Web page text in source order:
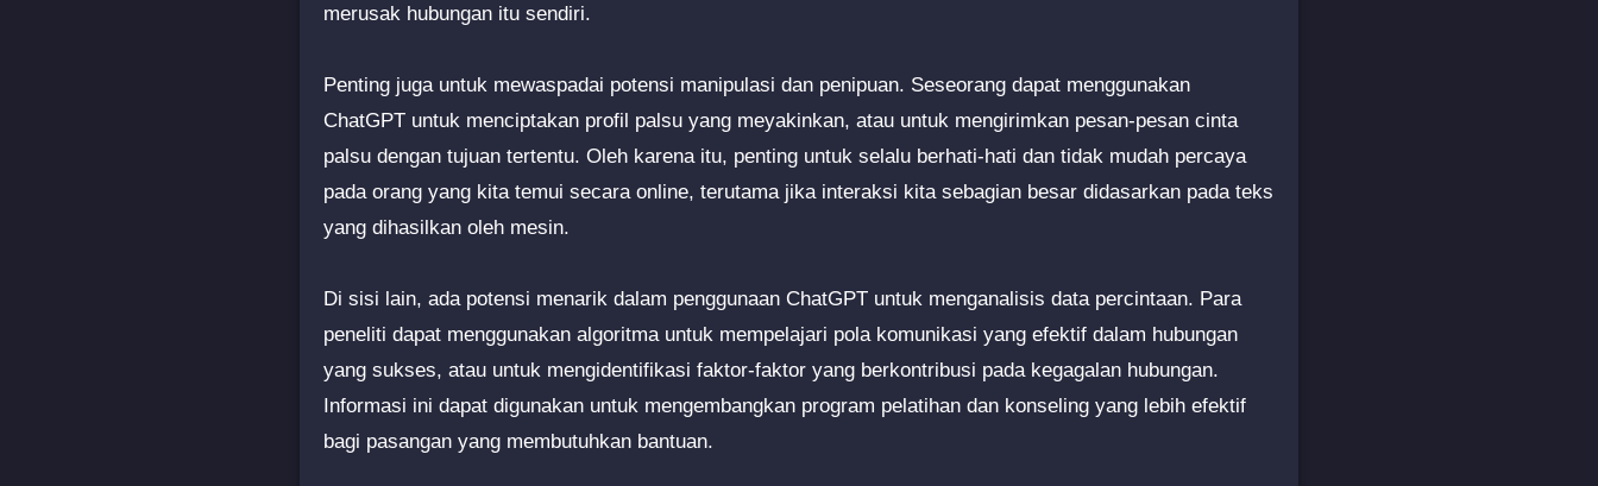
merusak hubungan itu sendiri.
Penting juga untuk mewaspadai potensi manipulasi dan penipuan. Seseorang dapat menggunakan
ChatGPT untuk menciptakan profil palsu yang meyakinkan, atau untuk mengirimkan pesan-pesan cinta
palsu dengan tujuan tertentu. Oleh karena itu, penting untuk selalu berhati-hati dan tidak mudah percaya
pada orang yang kita temui secara online, terutama jika interaksi kita sebagian besar didasarkan pada teks
yang dihasilkan oleh mesin.
Di sisi lain, ada potensi menarik dalam penggunaan ChatGPT untuk menganalisis data percintaan. Para
peneliti dapat menggunakan algoritma untuk mempelajari pola komunikasi yang efektif dalam hubungan
yang sukses, atau untuk mengidentifikasi faktor-faktor yang berkontribusi pada kegagalan hubungan.
Informasi ini dapat digunakan untuk mengembangkan program pelatihan dan konseling yang lebih efektif
bagi pasangan yang membutuhkan bantuan.